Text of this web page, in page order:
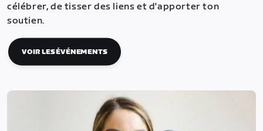
célébrer, de tisser des liens et d'apporter ton
soutien.
VOIR LES ÉVÉNEMENTS